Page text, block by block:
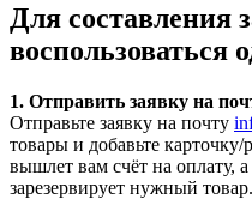
Для составления
воспользоваться
1. Отправить заявку на
Отправьте заявку на почту
товары и добавьте
вышлет вам счёт на оплату,
зарезервирует нужный товар.